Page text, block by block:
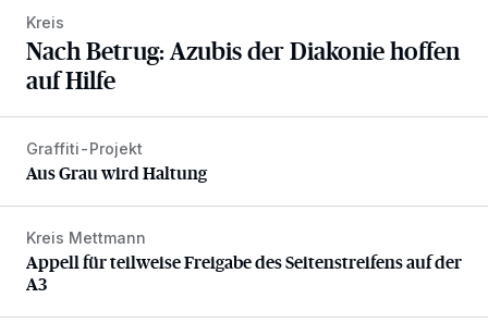
Kreis
Nach Betrug: Azubis der Diakonie hoffen
auf Hilfe
Aus Grau wird Haltung
Graffiti-Projekt
Aus Grau wird Haltung
Appell für teilweise Freigabe des Seitenstreifens auf der A3
Kreis Mettmann
Appell für teilweise Freigabe des Seitenstreifens auf der
A3